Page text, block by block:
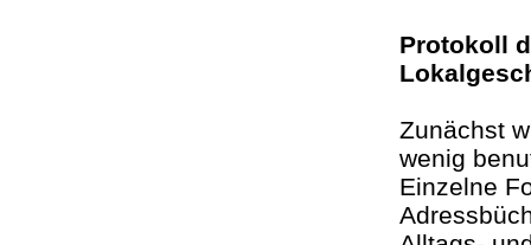
Protokoll
Zunächst
wenig
Einzelne